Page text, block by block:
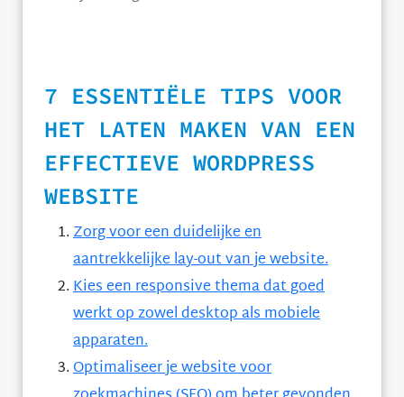
7 ESSENTIËLE TIPS VOOR
HET LATEN MAKEN VAN EEN
EFFECTIEVE WORDPRESS
WEBSITE
Zorg voor een duidelijke en
aantrekkelijke lay-out van je website.
Kies een responsive thema dat goed
werkt op zowel desktop als mobiele
apparaten.
Optimaliseer je website voor